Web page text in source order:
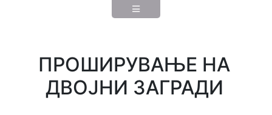
ПРОШИРУВАЊЕ НА
ДВОЈНИ ЗАГРАДИ